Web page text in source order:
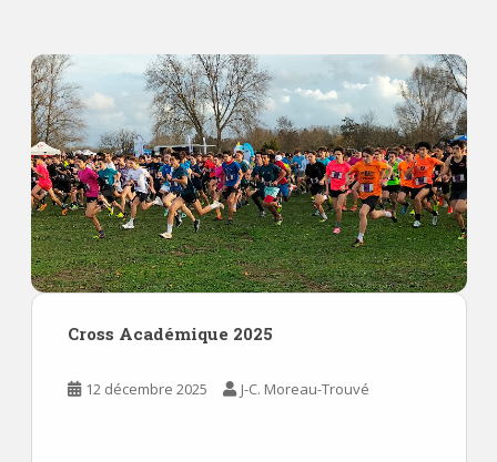
Cross Académique 2025
12 décembre 2025 J-C. Moreau-Trouvé